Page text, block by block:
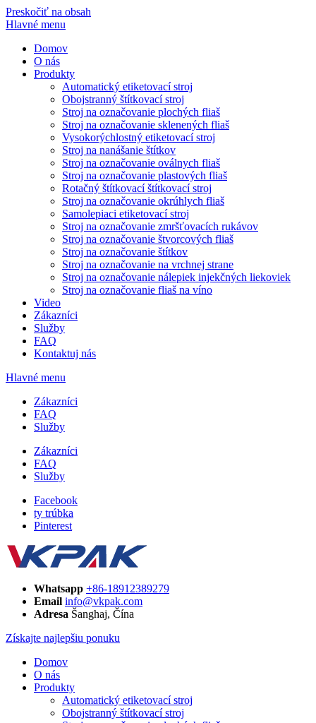
Preskočiť na obsah
Hlavné menu
Domov
O nás
Produkty
Automatický etiketovací stroj
Obojstranný štítkovací stroj
Stroj na označovanie plochých fliaš
Stroj na označovanie sklenených fliaš
Vysokorýchlostný etiketovací stroj
Stroj na nanášanie štítkov
Stroj na označovanie oválnych fliaš
Stroj na označovanie plastových fliaš
Rotačný štítkovací štítkovací stroj
Stroj na označovanie okrúhlych fliaš
Samolepiaci etiketovací stroj
Stroj na označovanie zmršťovacích rukávov
Stroj na označovanie štvorcových fliaš
Stroj na označovanie štítkov
Stroj na označovanie na vrchnej strane
Stroj na označovanie nálepiek injekčných liekoviek
Stroj na označovanie fliaš na víno
Video
Zákazníci
Služby
FAQ
Kontaktuj nás
Hlavné menu
Zákazníci
FAQ
Služby
Zákazníci
FAQ
Služby
Facebook
ty trúbka
Pinterest
Whatsapp +86-18912389279
Email info@vkpak.com
Adresa Šanghaj, Čína
Získajte najlepšiu ponuku
Domov
O nás
Produkty
Automatický etiketovací stroj
Obojstranný štítkovací stroj